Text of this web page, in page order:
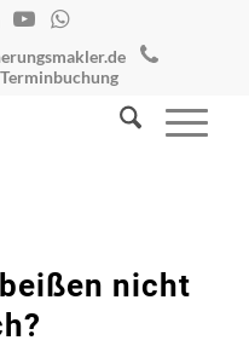
Terminbuchung
nicht